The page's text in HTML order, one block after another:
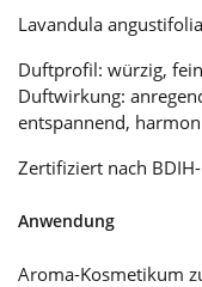
Lavandula
Duftprofil: würzig,
Duftwirkung:
entspannend,
Zertifiziert nach
Anwendung
Aroma-Kosmetikum